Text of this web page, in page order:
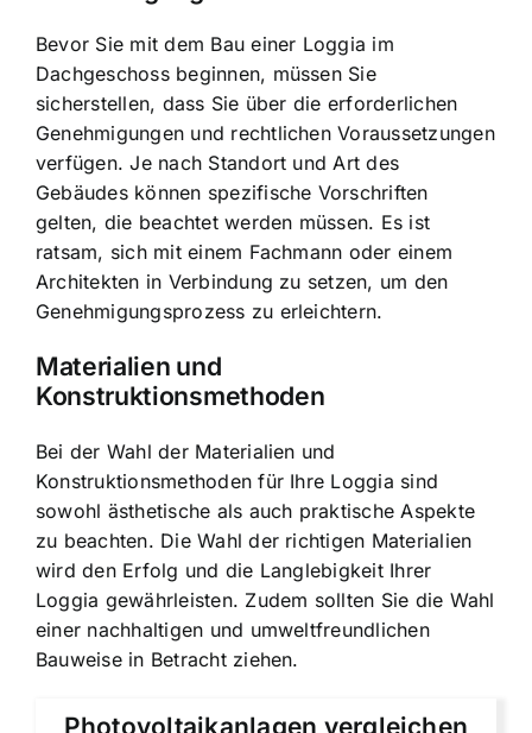
Bevor Sie mit dem Bau einer Loggia im
Dachgeschoss beginnen, müssen Sie
sicherstellen, dass Sie über die erforderlichen
Genehmigungen und rechtlichen Voraussetzungen
verfügen. Je nach Standort und Art des
Gebäudes können spezifische Vorschriften
gelten, die beachtet werden müssen. Es ist
ratsam, sich mit einem Fachmann oder einem
Architekten in Verbindung zu setzen, um den
Genehmigungsprozess zu erleichtern.
Materialien und
Konstruktionsmethoden
Bei der Wahl der Materialien und
Konstruktionsmethoden für Ihre Loggia sind
sowohl ästhetische als auch praktische Aspekte
zu beachten. Die Wahl der richtigen Materialien
wird den Erfolg und die Langlebigkeit Ihrer
Loggia gewährleisten. Zudem sollten Sie die Wahl
einer nachhaltigen und umweltfreundlichen
Bauweise in Betracht ziehen.
Photovoltaikanlagen vergleichen